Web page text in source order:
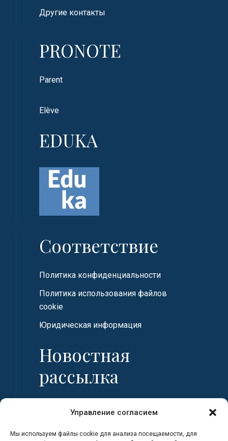
Управление согласием
Мы используем файлы cookie для анализа посещаемости, для
Другие контакты
PRONOTE
Parent
Elève
EDUKA
Соответствие
Политика конфиденциальности
Политика использования файлов
cookie
Юридическая информация
Новостная
рассылка